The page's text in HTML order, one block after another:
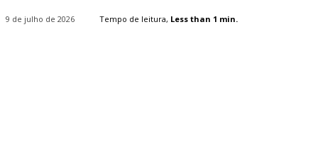
9 de julho de 2026 Tempo de leitura, Less than 1 min.